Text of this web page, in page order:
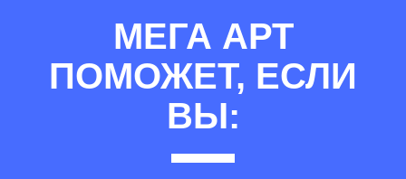
МЕГА АРТ
ПОМОЖЕТ, ЕСЛИ
ВЫ: